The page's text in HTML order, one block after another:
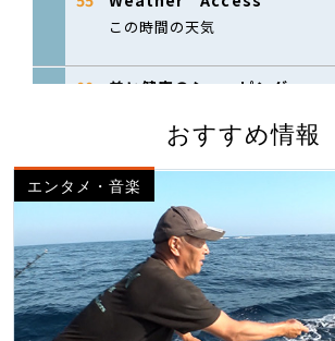
おすすめ情報
エンタメ・音楽